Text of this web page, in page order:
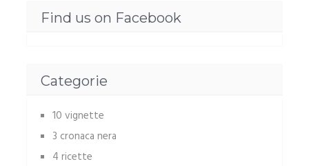
Find us on Facebook
Categorie
10 vignette
3 cronaca nera
4 ricette